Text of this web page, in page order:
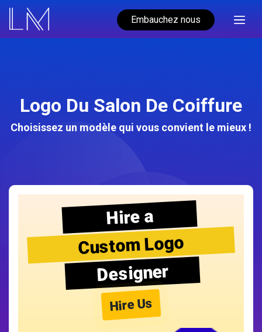
Embauchez nous
Logo Du Salon De Coiffure
Choisissez un modèle qui vous convient le mieux !
Hire a
Custom Logo
Designer
Hire Us